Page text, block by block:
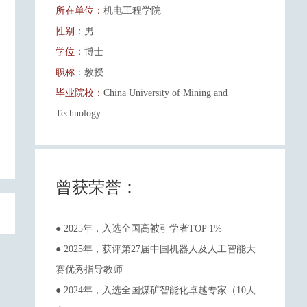
所在单位： 机电工程学院
性别： 男
学位： 博士
职称： 教授
毕业院校： China University of Mining and
Technology
曾获荣誉：
● 2025年，入选全国高被引学者TOP 1%
● 2025年，获评第27届中国机器人及人工智能大
赛优秀指导教师
● 2024年，入选全国煤矿智能化卓越专家（10人